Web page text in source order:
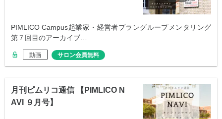
PIMLICO Campus起業家・経営者プラングループメンタリング
第７回目のアーカイブ…
動画 サロン会員無料
月刊ピムリコ通信 【PIMLICO N
AVI ９月号】